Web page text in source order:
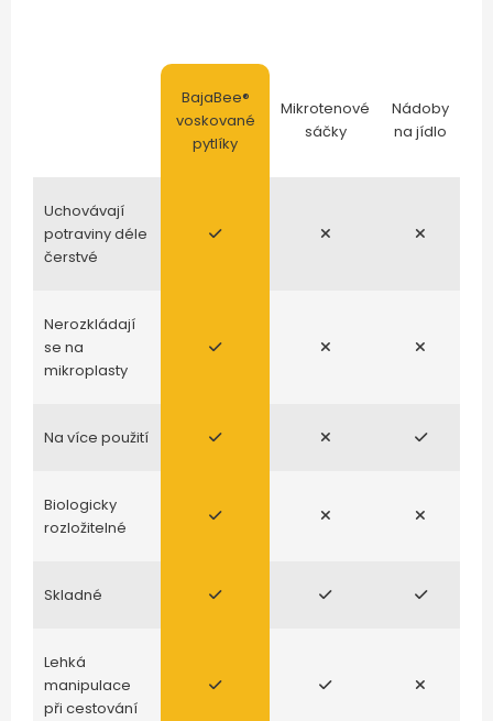
BajaBee®
voskované
pytlíky
Mikrotenové
sáčky
Nádoby
na jídlo
Uchovávají
potraviny déle
čerstvé
Nerozkládají
se na
mikroplasty
Na více použití
Biologicky
rozložitelné
Skladné
Lehká
manipulace
při cestování